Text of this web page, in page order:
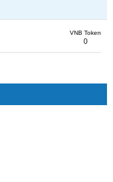
VNB Token
0